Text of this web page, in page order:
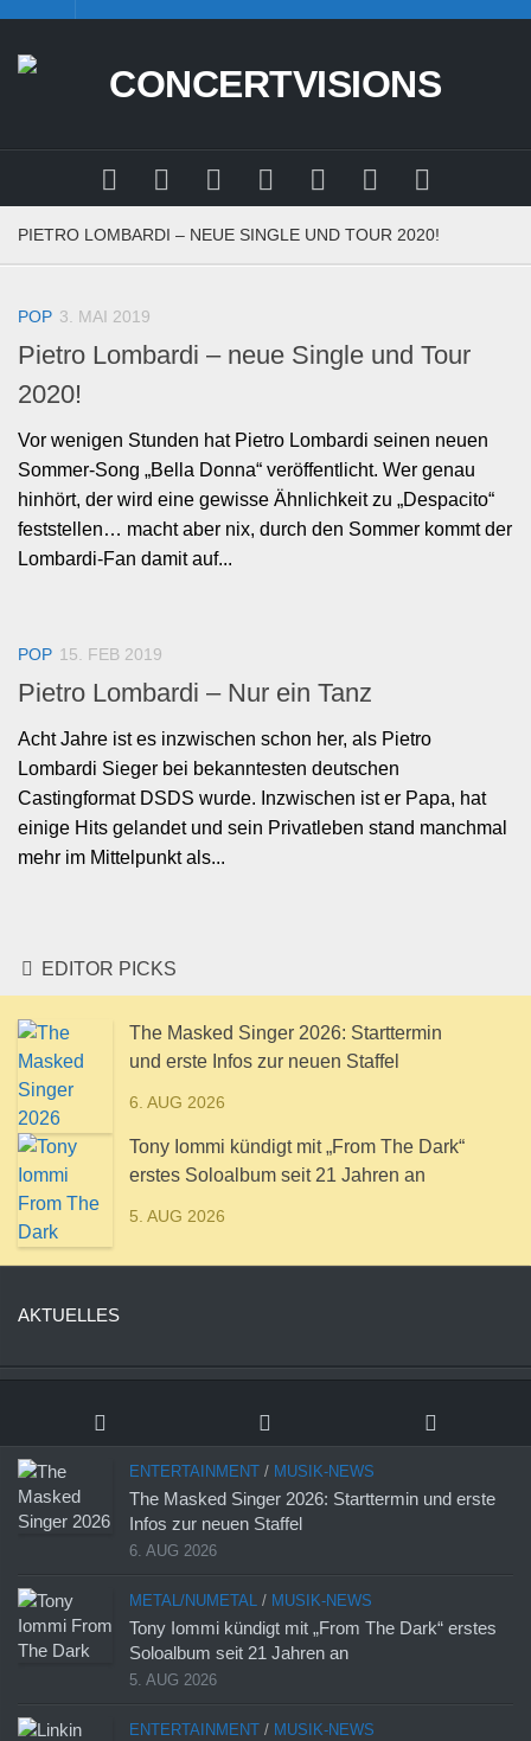
content
PIETRO LOMBARDI – NEUE SINGLE UND TOUR 2020!
POP 3. MAI 2019
Pietro Lombardi – neue Single und Tour
2020!
Vor wenigen Stunden hat Pietro Lombardi seinen neuen
Sommer-Song „Bella Donna“ veröffentlicht. Wer genau
hinhört, der wird eine gewisse Ähnlichkeit zu „Despacito“
feststellen… macht aber nix, durch den Sommer kommt der
Lombardi-Fan damit auf...
POP 15. FEB 2019
Pietro Lombardi – Nur ein Tanz
Acht Jahre ist es inzwischen schon her, als Pietro
Lombardi Sieger bei bekanntesten deutschen
Castingformat DSDS wurde. Inzwischen ist er Papa, hat
einige Hits gelandet und sein Privatleben stand manchmal
mehr im Mittelpunkt als...
EDITOR PICKS
The Masked Singer 2026: Starttermin
und erste Infos zur neuen Staffel
6. AUG 2026
Tony Iommi kündigt mit „From The Dark“
erstes Soloalbum seit 21 Jahren an
5. AUG 2026
AKTUELLES
ENTERTAINMENT / MUSIK-NEWS
The Masked Singer 2026: Starttermin und erste
Infos zur neuen Staffel
6. AUG 2026
METAL/NUMETAL / MUSIK-NEWS
Tony Iommi kündigt mit „From The Dark“ erstes
Soloalbum seit 21 Jahren an
5. AUG 2026
ENTERTAINMENT / MUSIK-NEWS